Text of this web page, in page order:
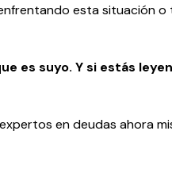
esta situación o
es suyo. Y si estás
en deudas ahora